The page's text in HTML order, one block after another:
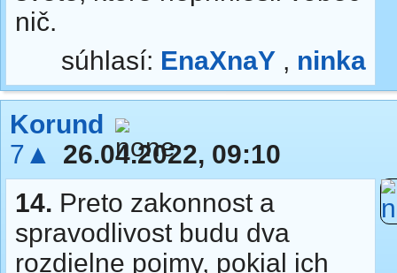
nič.
súhlasí: EnaXnaY , ninka
Korund
7▲
26.04.2022, 09:10
14. Preto zakonnost a
spravodlivost budu dva
rozdielne pojmy, pokial ich